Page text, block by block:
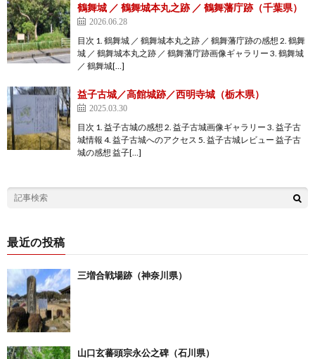
鶴舞城 ／ 鶴舞城本丸之跡 ／ 鶴舞藩庁跡（千葉県）
2026.06.28
目次 1. 鶴舞城 ／ 鶴舞城本丸之跡 ／ 鶴舞藩庁跡の感想 2. 鶴舞
城 ／ 鶴舞城本丸之跡 ／ 鶴舞藩庁跡画像ギャラリー 3. 鶴舞城
／ 鶴舞城[…]
益子古城／高館城跡／西明寺城（栃木県）
2025.03.30
目次 1. 益子古城の感想 2. 益子古城画像ギャラリー 3. 益子古
城情報 4. 益子古城へのアクセス 5. 益子古城レビュー 益子古
城の感想 益子[…]
最近の投稿
三増合戦場跡（神奈川県）
山口玄蕃頭宗永公之碑（石川県）